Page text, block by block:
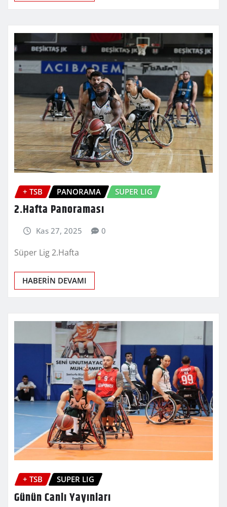
+ TSB PANORAMA SUPER LIG
2.Hafta Panoraması
Kas 27, 2025 0
Süper Lig 2.Hafta
HABERİN DEVAMI
+ TSB SUPER LIG
Günün Canlı Yayınları